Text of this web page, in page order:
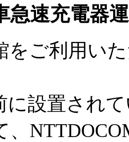
急速充電器
をご利用い
に設置され
、